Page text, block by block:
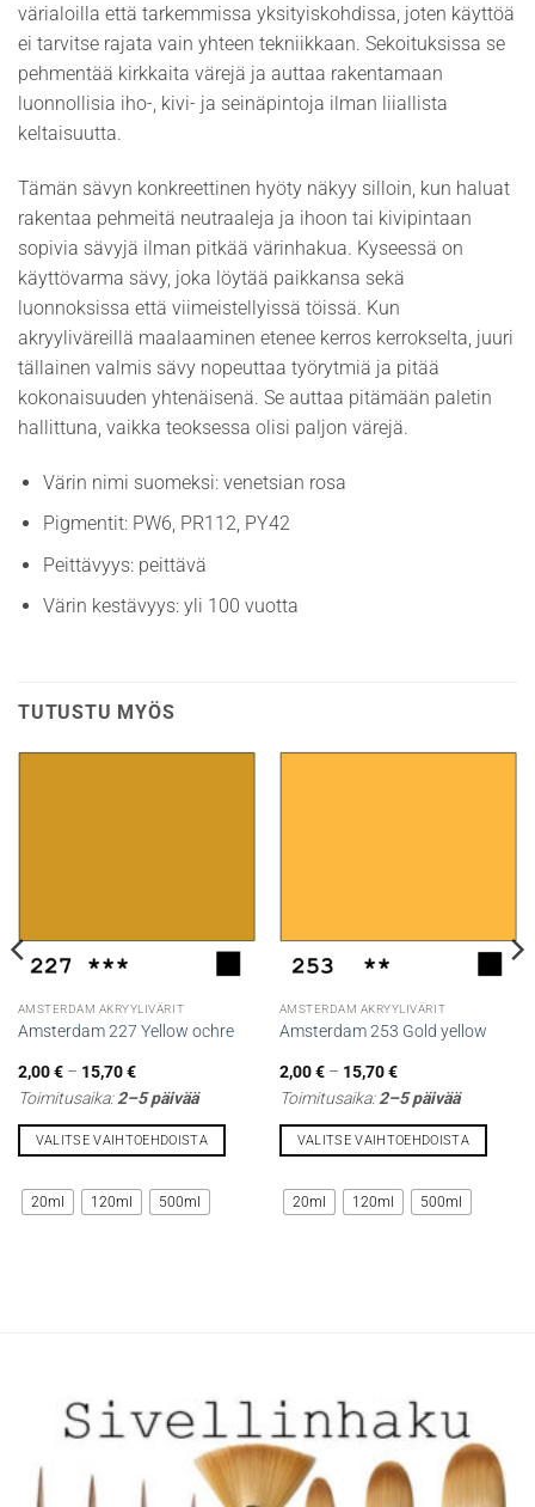
värialoilla että tarkemmissa yksityiskohdissa, joten käyttöä
ei tarvitse rajata vain yhteen tekniikkaan. Sekoituksissa se
pehmentää kirkkaita värejä ja auttaa rakentamaan
luonnollisia iho-, kivi- ja seinäpintoja ilman liiallista
keltaisuutta.
Tämän sävyn konkreettinen hyöty näkyy silloin, kun haluat
rakentaa pehmeitä neutraaleja ja ihoon tai kivipintaan
sopivia sävyjä ilman pitkää värinhakua. Kyseessä on
käyttövarma sävy, joka löytää paikkansa sekä
luonnoksissa että viimeistellyissä töissä. Kun
akryyliväreillä maalaaminen etenee kerros kerrokselta, juuri
tällainen valmis sävy nopeuttaa työrytmiä ja pitää
kokonaisuuden yhtenäisenä. Se auttaa pitämään paletin
hallittuna, vaikka teoksessa olisi paljon värejä.
Värin nimi suomeksi: venetsian rosa
Pigmentit: PW6, PR112, PY42
Peittävyys: peittävä
Värin kestävyys: yli 100 vuotta
TUTUSTU MYÖS
AMSTERDAM AKRYYLIVÄRIT
Amsterdam 227 Yellow ochre
2,00€ – 15,70€Hintaluokka:
2,00 €
-
Toimitusaika:2–5 päivää
VALITSE VAIHTOEHDOISTA
tuotteella
on
20ml 120ml 500ml
AMSTERDAM AKRYYLIVÄRIT
Amsterdam 253 Gold yellow
2,00€ – 15,70€Hintaluokka:
2,00 €
-
Toimitusaika:2–5 päivää
VALITSE VAIHTOEHDOISTA
tuotteella
on
20ml 120ml 500ml